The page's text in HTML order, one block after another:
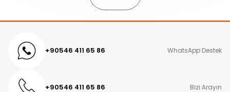
+90546 411 65 86 WhatsApp Destek
+90546 411 65 86 Bizi Arayın